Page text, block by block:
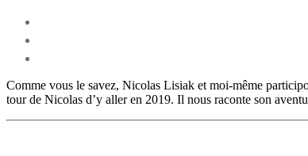
Comme vous le savez, Nicolas Lisiak et moi-même
tour de Nicolas d’y aller en 2019. Il nous raconte son